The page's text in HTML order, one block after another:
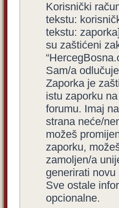
Korisnički
tekstu:
tekstu:
su zaštićeni
Sam/a
Zaporka je
istu zaporku
forumu. Imaj
strana neće/
možeš
zaporku,
zamoljen/a
generirati
Sve ostale
opcionalne.